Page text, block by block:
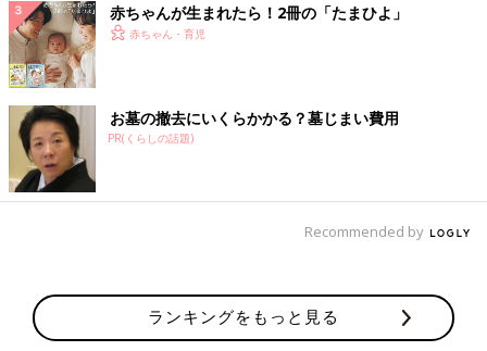
「私の住む地方ではおいなりさんの中身に茹でたお蕎麦を入れま
す。『そば寿司』です。そばは普通に茹でてめんつゆを少量まぶ
しておきます。ながいままのお蕎麦をいなりの袋につめます。紅
「大分の郷土料理『茄子のこねり』です。茄子を油で炒めてそれ
に醤油 砂糖 小麦粉など入れてこねます。母が夏になるとよく作
ってました。子どもの頃は、キライでしたが今では なつかしく
（文・古川はる香）
帝王切開予定が急遽自然分娩で双子を出
赤ちゃんが生まれたら！2冊の「たまひよ」
赤ちゃん・育児
お墓の撤去にいくらかかる？墓じまい費用
PR(くらしの話題)
Recommended by
ランキングをもっと見る